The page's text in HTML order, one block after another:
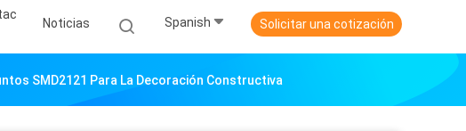
Noticias Spanish Solicitar una cotización
SMD2121 Para La Decoración Constructiva